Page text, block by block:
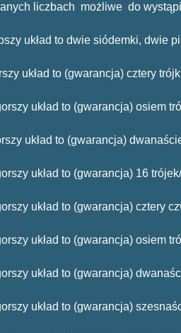
liczbach możliwe do
układ to dwie siódemki, dwie
układ to (gwarancja) cztery
układ to (gwarancja) osiem
układ to (gwarancja)
układ to (gwarancja) 16
układ to (gwarancja) cztery
układ to (gwarancja) osiem
układ to (gwarancja)
układ to (gwarancja)